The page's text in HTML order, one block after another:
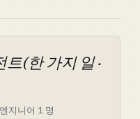
(한 가지 일 ·
지니어 1 명